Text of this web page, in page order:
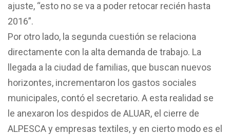
ajuste, “esto no se va a poder retocar recién hasta
2016”.
Por otro lado, la segunda cuestión se relaciona
directamente con la alta demanda de trabajo. La
llegada a la ciudad de familias, que buscan nuevos
horizontes, incrementaron los gastos sociales
municipales, contó el secretario. A esta realidad se
le anexaron los despidos de ALUAR, el cierre de
ALPESCA y empresas textiles, y en cierto modo es el